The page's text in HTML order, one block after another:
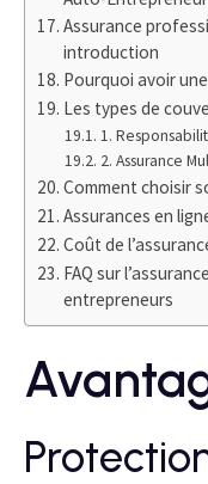
Assurance
introduction
Pourquoi avoir
Les types de
1.
2. Assurance
Comment choisir
Assurances en
Coût de
FAQ sur
entrepreneurs